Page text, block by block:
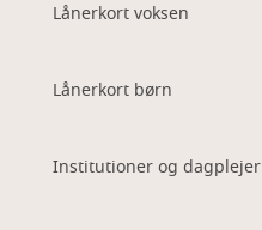
Lånerkort voksen
Lånerkort børn
Institutioner og dagplejer